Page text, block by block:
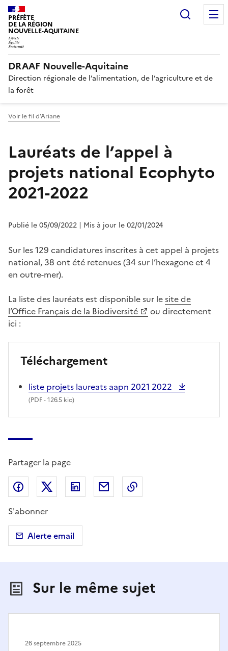
PRÉFÈTE
DE LA RÉGION
NOUVELLE-AQUITAINE
DRAAF Nouvelle-Aquitaine
Direction régionale de l’alimentation, de l’agriculture et de
la forêt
Voir le fil d'Ariane
Lauréats de l’appel à
projets national Ecophyto
2021-2022
Publié le 05/09/2022 | Mis à jour le 02/01/2024
Sur les 129 candidatures inscrites à cet appel à projets
national, 38 ont été retenues (34 sur l’hexagone et 4
en outre-mer).
La liste des lauréats est disponible sur lesite de
l’Office Français de la Biodiversité
ou directement
ici :
Téléchargement
liste projets laureats aapn 2021 2022
(PDF- 126.5 kio)
Partager la page
Partager sur Facebook
Partager sur X (anciennement Twitter)
Partager sur LinkedIn
Partager par email
S'abonner
Alerte email
Sur le même sujet
26 septembre 2025